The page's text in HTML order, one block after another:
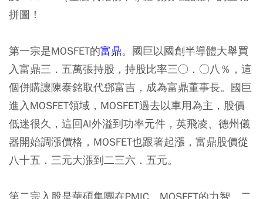
拼圖！
第一宗是MOSFET的富鼎。國巨以國創半導體大舉買
入富鼎三．五萬張持股，持股比率三○．○八％，這
個併購讓陳泰銘取代鄧富吉，成為富鼎董事長。國巨
進入MOSFET領域，MOSFET過去以車用為主，股價
低迷很久，這回AI外溢到功率元件，英飛凌、德州儀
器開始調漲價格，MOSFET也跟著起漲，富鼎股價從
八十五．三元大漲到二三六．五元。
第二宗入股是華碩集團在PMIC、MOSFET的力智。二